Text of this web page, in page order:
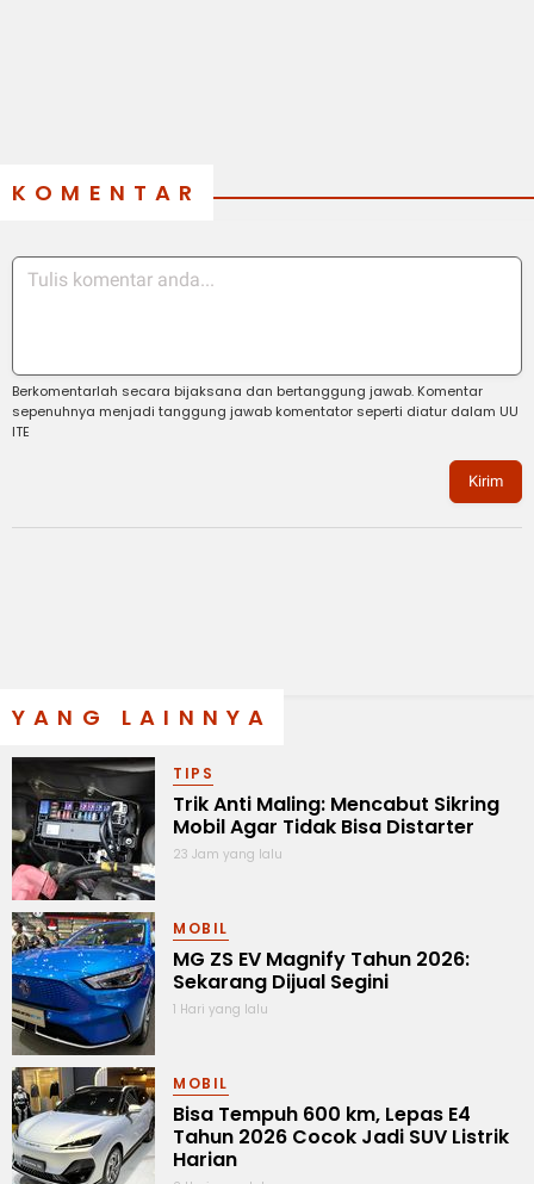
KOMENTAR
Berkomentarlah secara bijaksana dan bertanggung jawab. Komentar
sepenuhnya menjadi tanggung jawab komentator seperti diatur dalam UU
ITE
Kirim
YANG LAINNYA
TIPS
Trik Anti Maling: Mencabut Sikring
Mobil Agar Tidak Bisa Distarter
23 Jam yang lalu
MOBIL
MG ZS EV Magnify Tahun 2026:
Sekarang Dijual Segini
1 Hari yang lalu
MOBIL
Bisa Tempuh 600 km, Lepas E4
Tahun 2026 Cocok Jadi SUV Listrik
Harian